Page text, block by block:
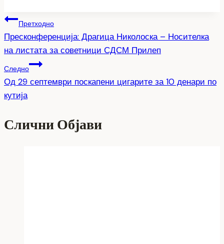
Навигација
на
напис
Претходно
Пресконференција: Драгица Николоска – Носителка
на листата за советници СДСМ Прилеп
Следно
Од 29 септември поскапени цигарите за 10 денари по
кутија
Слични Објави